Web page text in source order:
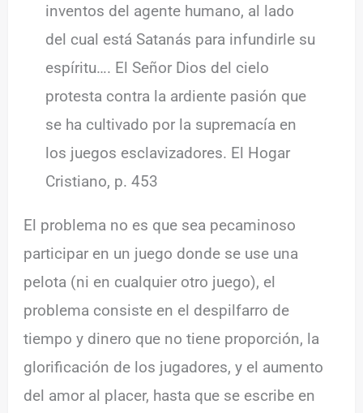
inventos del agente humano, al lado
del cual está Satanás para infundirle su
espíritu…. El Señor Dios del cielo
protesta contra la ardiente pasión que
se ha cultivado por la supremacía en
los juegos esclavizadores. El Hogar
Cristiano, p. 453
El problema no es que sea pecaminoso
participar en un juego donde se use una
pelota (ni en cualquier otro juego), el
problema consiste en el despilfarro de
tiempo y dinero que no tiene proporción, la
glorificación de los jugadores, y el aumento
del amor al placer, hasta que se escribe en